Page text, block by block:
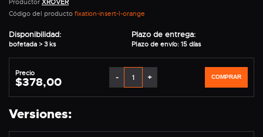
Productor XROVER
Código del producto fixation-insert-l-orange
Disponibilidad:
bofetada > 3 ks
Plazo de entrega:
Plazo de envío: 15 días
Precio
$378,00 - + COMPRAR
Versiones: